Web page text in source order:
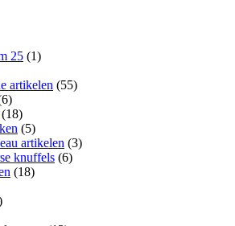
25 (1)
artikelen (55)
(18)
(5)
artikelen (3)
knuffels (6)
(18)